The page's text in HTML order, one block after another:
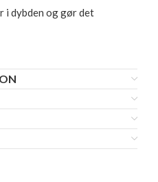
i dybden og gør det